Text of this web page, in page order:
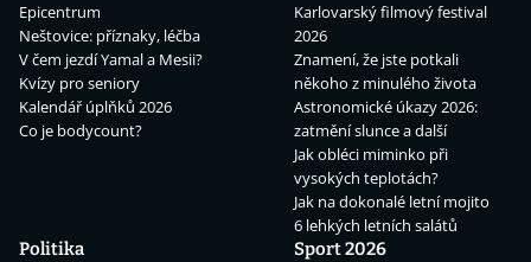
Epicentrum
Neštovice: příznaky, léčba
V čem jezdí Yamal a Mesii?
Kvízy pro seniory
Kalendář úplňků 2026
Co je bodycount?
Karlovarský filmový festival
2026
Znamení, že jste potkali
někoho z minulého života
Astronomické úkazy 2026:
zatmění slunce a další
Jak obléci miminko při
vysokých teplotách?
Jak na dokonalé letní mojito
6 lehkých letních salátů
Politika
Sport 2026